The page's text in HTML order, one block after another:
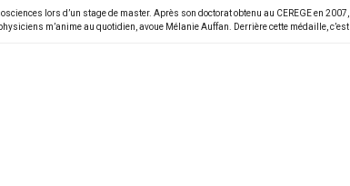
lors d’un stage de master. Après son doctorat obtenu au CEREGE en
m’anime au quotidien, avoue Mélanie Auffan. Derrière cette médaille, c’est